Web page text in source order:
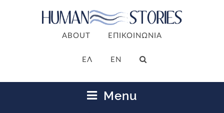
ABOUT ΕΠΙΚΟΙΝΩΝΙΑ
ΕΛ EN
Menu